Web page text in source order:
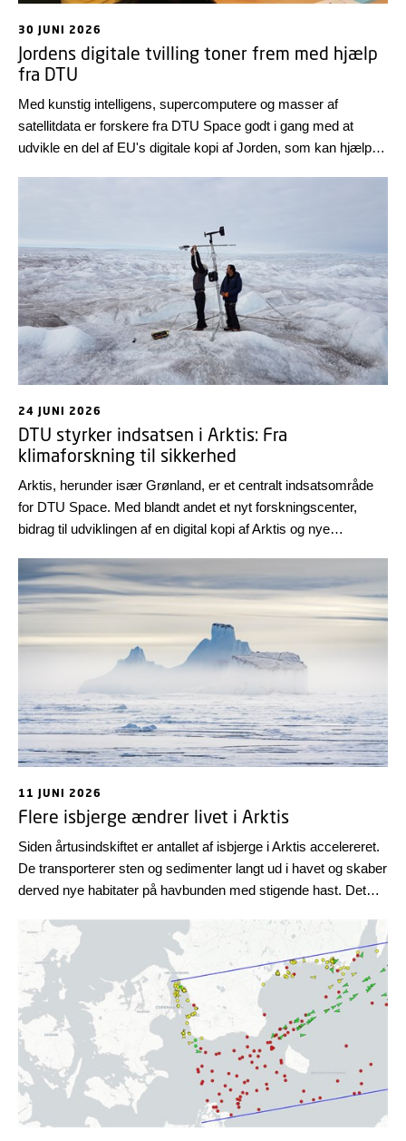
30 JUNI 2026
Jordens digitale tvilling toner frem med hjælp
fra DTU
Med kunstig intelligens, supercomputere og masser af
satellitdata er forskere fra DTU Space godt i gang med at
udvikle en del af EU's digitale kopi af Jorden, som kan hjælpe
24 JUNI 2026
DTU styrker indsatsen i Arktis: Fra
klimaforskning til sikkerhed
Arktis, herunder især Grønland, er et centralt indsatsområde
for DTU Space. Med blandt andet et nyt forskningscenter,
bidrag til udviklingen af en digital kopi af Arktis og nye
11 JUNI 2026
Flere isbjerge ændrer livet i Arktis
Siden årtusindskiftet er antallet af isbjerge i Arktis accelereret.
De transporterer sten og sedimenter langt ud i havet og skaber
derved nye habitater på havbunden med stigende hast. Det
voksende trussel, isbjergene udgør for skibsfarten.